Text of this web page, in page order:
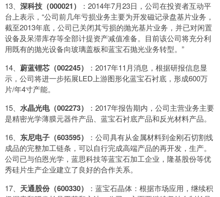
13、 深科技（000021）
：2014年7月23日，公司在投资者互动平
台上表示，“公司前几年亏损业务主要为开发磁记录盘基片业务，
截至2013年底，公司已关闭其亏损的抛光基片业务，并已对闲置
设备及呆滞库存等全部计提资产减值准备。目前该公司将充分利
用既有的抛光设备向玻璃盖板和蓝宝石抛光业务转型。”
14、 蔚蓝锂芯（002245）
：2017年11月消息，根据研报信息显
示，公司将进一步拓展LED上游图形化蓝宝石衬底，形成600万
片/年4寸产能。
15、 水晶光电（002273）
：2017年报告期内，公司主营业务主要
是精密光学薄膜元器件产品、蓝宝石衬底产品和反光材料产品。
16、 东尼电子（603595）
：公司具有从金属材料到金刚石切割线
成品的完整加工链条，可以自行完成高端产品的再开发，生产。
公司已与伯恩光学，蓝思科技等蓝宝石加工企业，隆基股份等优
秀硅片生产企业建立了良好的合作关系。
17、 天通股份（600330）
：蓝宝石晶体：根据市场应用，继续积